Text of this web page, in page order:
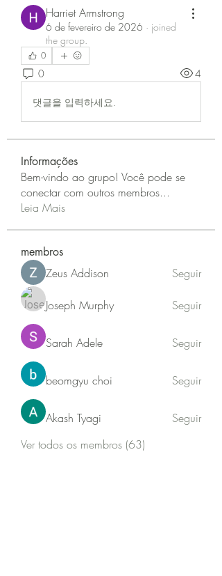
Harriet Armstrong
6 de fevereiro de 2026 · joined
the group.
0
0 4
댓글을 입력하세요.
Informações
Bem-vindo ao grupo! Você pode se
conectar com outros membros...
Leia Mais
membros
Zeus Addison Seguir
Joseph Murphy Seguir
Sarah Adele Seguir
beomgyu choi Seguir
Akash Tyagi
Seguir
Ver todos os membros (63)